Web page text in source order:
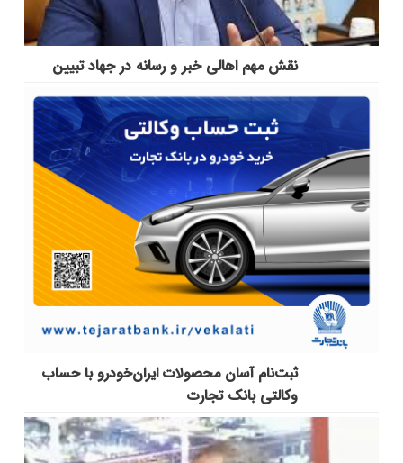
نقش مهم اهالی خبر و رسانه در جهاد تبیین
ثبت‌نام آسان محصولات ایران‌خودرو با حساب
وکالتی بانک تجارت